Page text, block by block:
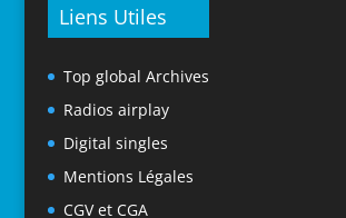
Liens Utiles
Top global Archives
Radios airplay
Digital singles
Mentions Légales
CGV et CGA